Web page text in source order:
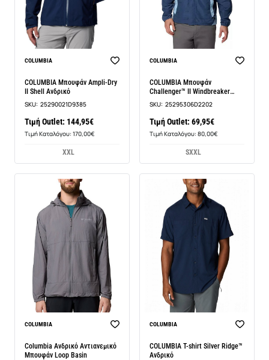
COLUMBIA
COLUMBIA Μπουφάν Ampli-Dry
II Shell Ανδρικό
SKU: 25290021D9385
Τιμή Outlet: 144,95€
Τιμή Καταλόγου: 170,00€
XXL
COLUMBIA
COLUMBIA Μπουφάν
Challenger™ II Windbreaker
Ανδρικό
SKU: 25295306D2202
Τιμή Outlet: 69,95€
Τιμή Καταλόγου: 80,00€
SXXL
COLUMBIA
Columbia Ανδρικό Αντιανεμικό
Μπουφάν Loop Basin
COLUMBIA
COLUMBIA T-shirt Silver Ridge™
Ανδρικό